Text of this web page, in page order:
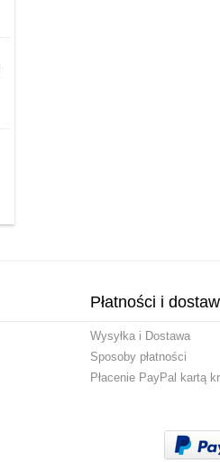
Płatności i
Wysyłka i Dostawa
Sposoby płatności
Płacenie PayPal kartą